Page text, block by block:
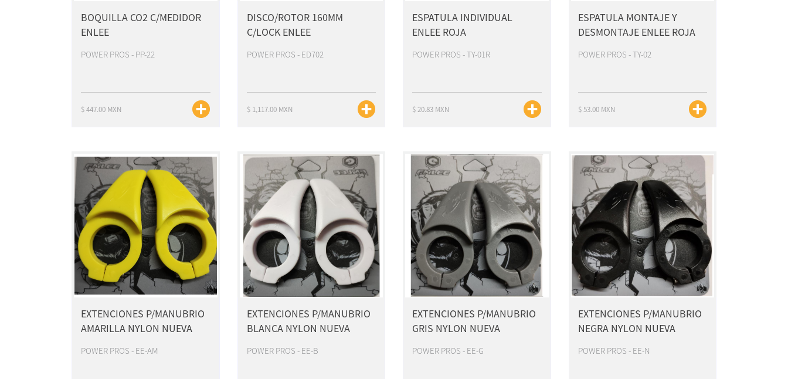
BOQUILLA CO2 C/MEDIDOR
ENLEE
POWER PROS - PP-22
$ 447.00 MXN
DISCO/ROTOR 160MM
C/LOCK ENLEE
POWER PROS - ED702
$ 1,117.00 MXN
ESPATULA INDIVIDUAL
ENLEE ROJA
POWER PROS - TY-01R
$ 20.83 MXN
ESPATULA MONTAJE Y
DESMONTAJE ENLEE ROJA
POWER PROS - TY-02
$ 53.00 MXN
EXTENCIONES P/MANUBRIO
AMARILLA NYLON NUEVA
POWER PROS - EE-AM
EXTENCIONES P/MANUBRIO
BLANCA NYLON NUEVA
POWER PROS - EE-B
EXTENCIONES P/MANUBRIO
GRIS NYLON NUEVA
POWER PROS - EE-G
EXTENCIONES P/MANUBRIO
NEGRA NYLON NUEVA
POWER PROS - EE-N